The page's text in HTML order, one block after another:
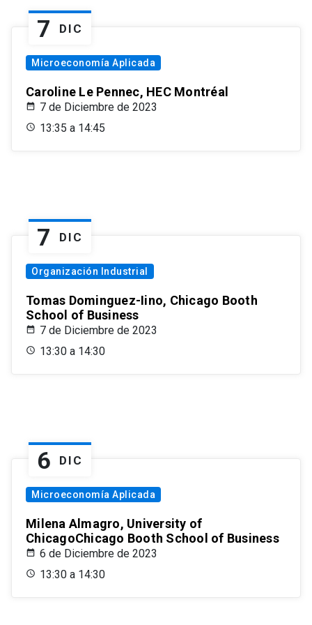
7 DIC
Microeconomía Aplicada
Caroline Le Pennec, HEC Montréal
7 de Diciembre de 2023
13:35 a 14:45
7 DIC
Organización Industrial
Tomas Dominguez-Iino, Chicago Booth
School of Business
7 de Diciembre de 2023
13:30 a 14:30
6 DIC
Microeconomía Aplicada
Milena Almagro, University of
ChicagoChicago Booth School of Business
6 de Diciembre de 2023
13:30 a 14:30